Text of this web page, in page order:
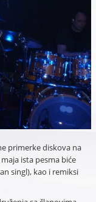
primerke diskova na
ista pesma biće
singl), kao i remiksi